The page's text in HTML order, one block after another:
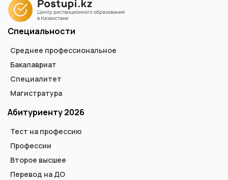
учебы.
Специальности
Среднее профессиональное
Бакалавриат
Специалитет
Магистратура
Абитуриенту 2026
Тест на профессию
Профессии
Второе высшее
Перевод на ДО